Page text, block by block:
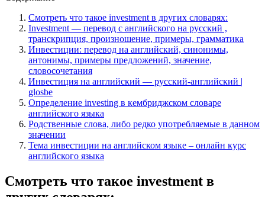
Смотреть что такое investment в других словарях:
Investment — перевод с английского на русский ,
транскрипция, произношение, примеры, грамматика
Инвестиции: перевод на английский, синонимы,
антонимы, примеры предложений, значение,
словосочетания
Инвестиция на английский — русский-английский |
glosbe
Определение investing в кембриджском словаре
английского языка
Родственные слова, либо редко употребляемые в данном
значении
Тема инвестиции на английском языке – онлайн курс
английского языка
Смотреть что такое investment в